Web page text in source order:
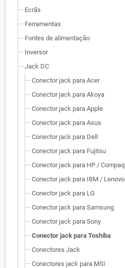
Ecrãs
Ferramentas
Fontes de alimentação
Inversor
Jack DC
Conector jack para Acer
Conector jack para Akoya
Conector jack para Apple
Conector jack para Asus
Conector jack para Dell
Conector jack para Fujitsu
Conector jack para HP / Compaq
Conector jack para IBM / Lenovo
Conector jack para LG
Conector jack para Samsung
Conector jack para Sony
Conector jack para Toshiba
Conectores Jack
Conectores jack para MSI